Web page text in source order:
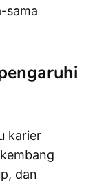
sama
karier
dan